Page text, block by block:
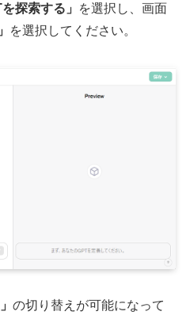
探索する」
を選択し、画面
を選択してください。
の切り替えが可能になって